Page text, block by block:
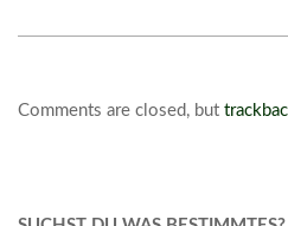
Comments are closed, but